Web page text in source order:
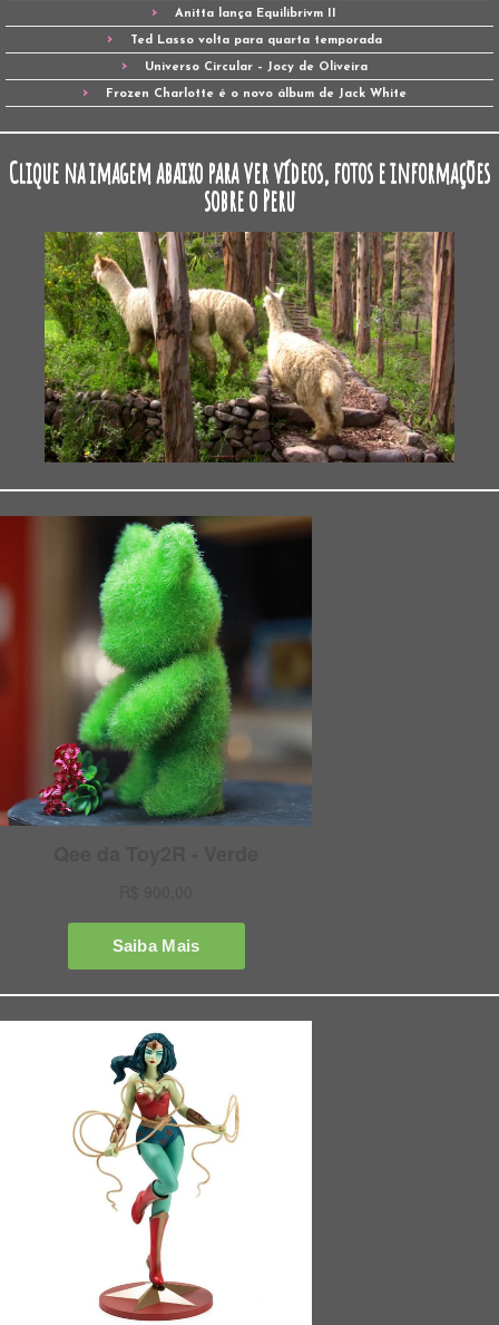
Anitta lança Equilibrivm II
Ted Lasso volta para quarta temporada
Universo Circular – Jocy de Oliveira
Frozen Charlotte é o novo álbum de Jack White
Clique na imagem abaixo para ver vídeos, fotos e informações
sobre o Peru